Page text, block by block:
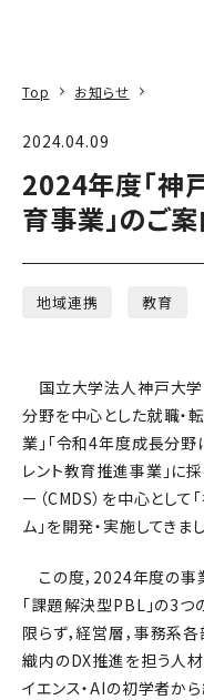
Top お知らせ
2024.04.09
2024年度「神
育事業」のご
地域連携 教育
国立大学法人神戸大学
分野を中心とした就職・
業」「令和4年度成長分
レント教育推進事業」に
ー（CMDS）を中心とし
ム」を開発・実施してきま
この度，2024年度の事
「課題解決型PBL」の3
限らず，経営層，事務系
織内のDX推進を担う人材
イエンス・AIの初学者か